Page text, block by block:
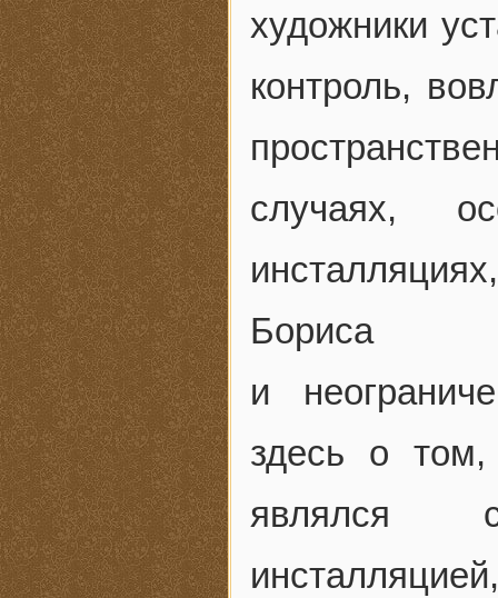
художники
контроль,
случаях,
Бориса
и
здесь о
являлся